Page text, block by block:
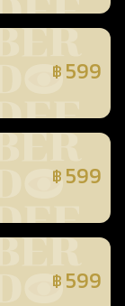
฿ 599
฿ 599
฿ 599